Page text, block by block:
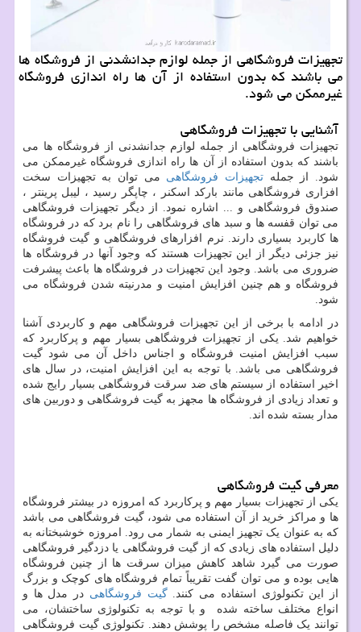
تجهیزات فروشگاهی از جمله لوازم جدانشدنی از فروشگاه ها
می باشند كه بدون استفاده از آن ها راه اندازی فروشگاه
غیرممكن می شود.
آشنایی با تجهیزات فروشگاهی
تجهیزات فروشگاهی از جمله لوازم جدانشدنی از فروشگاه ها می
باشند که بدون استفاده از آن ها راه اندازی فروشگاه غیرممکن می
شود. از جمله تجهیزات فروشگاهی می توان به تجهیزات سخت
افزاری فروشگاهی مانند بارکد اسکنر ، چاپگر رسید ، لیبل پرینتر ،
صندوق فروشگاهی و ... اشاره نمود. از دیگر تجهیزات فروشگاهی
می توان قفسه ها و سبد های فروشگاهی را نام برد که در فروشگاه
ها کاربرد بسیاری دارند. نرم افزارهای فروشگاهی و گیت فروشگاه
نیز جزئی دیگر از این تجهیزات هستند که وجود آنها در فروشگاه ها
ضروری می باشد. وجود این تجهیزات در فروشگاه ها باعث پیشرفت
فروشگاه و هم چنین افزایش امنیت و مدرنیته شدن فروشگاه می
شود.
در ادامه با برخی از این تجهیزات فروشگاهی مهم و کاربردی آشنا
خواهیم شد. یکی از تجهیزات فروشگاهی بسیار مهم و پرکاربرد که
سبب افزایش امنیت فروشگاه و اجناس داخل آن می شود گیت
فروشگاهی می باشد. با توجه به این افزایش امنیت، در سال های
اخیر استفاده از سیستم های ضد سرقت فروشگاهی بسیار رایج شده
و تعداد زیادی از فروشگاه ها مجهز به گیت فروشگاهی و دوربین های
مدار بسته شده اند.
معرفی گیت فروشگاهی
یکی از تجهیزات بسیار مهم و پرکاربرد که امروزه در بیشتر فروشگاه
ها و مراکز خرید از آن استفاده می شود، گیت فروشگاهی می باشد
که به عنوان یک تجهیز ایمنی به شمار می رود. امروزه خوشبختانه به
دلیل استفاده های زیادی که از گیت فروشگاهی یا دزدگیر فروشگاهی
صورت می گیرد شاهد کاهش میزان سرقت ها از چنین فروشگاه
هایی بوده و می توان گفت تقریباً تمام فروشگاه های کوچک و بزرگ
از این تکنولوژی استفاده می کنند.گیت فروشگاهی در مدل ها و
انواع مختلف ساخته شده و با توجه به تکنولوژی ساختشان، می
توانند یک فاصله مشخص را پوشش دهند. تکنولوژی گیت فروشگاهی